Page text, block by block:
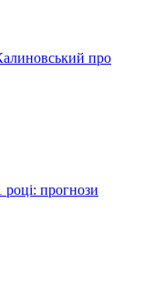
про
році: прогнози